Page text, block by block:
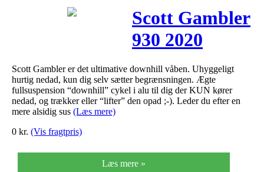
Scott Gambler
930 2020
Scott Gambler er det ultimative downhill våben. Uhyggeligt
hurtig nedad, kun dig selv sætter begrænsningen. Ægte
fullsuspension “downhill” cykel i alu til dig der KUN kører
nedad, og trækker eller “lifter” den opad ;-). Leder du efter en
mere alsidig sus (Læs mere)
0 kr. (Vis fragtpris)
Læs mere »